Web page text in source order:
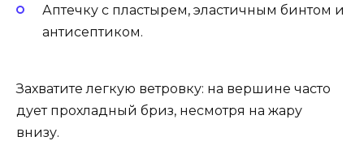
Аптечку с пластырем, эластичным бинтом и
антисептиком.
Захватите легкую ветровку: на вершине часто
дует прохладный бриз, несмотря на жару
внизу.